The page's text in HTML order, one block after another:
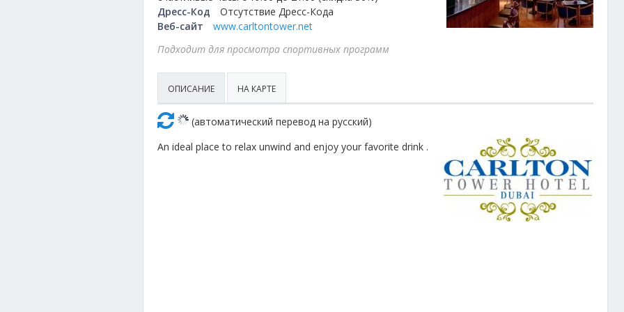
Активный отдыхСпорт и фитнес
Дресс-Код
Отсутствие Дресс-Кода
Веб-сайт
www.carltontower.net
Подходит для просмотра спортивных программ
ОПИСАНИЕ НА КАРТЕ
(автоматический перевод на русский)
An ideal place to relax unwind and enjoy your favorite drink .